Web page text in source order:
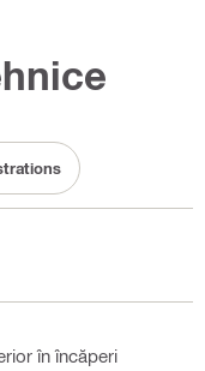
în încăperi